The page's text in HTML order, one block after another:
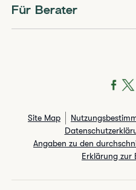
Für Berater
Site Map
Angaben zu den
Erklärung zur